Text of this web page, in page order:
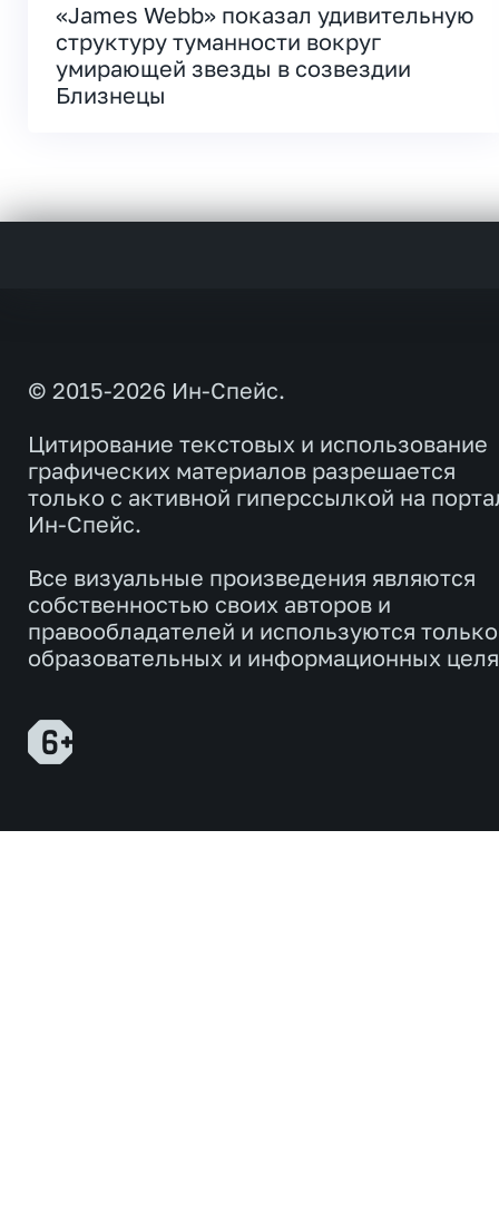
«James Webb» показал удивительную
структуру туманности вокруг
умирающей звезды в созвездии
Близнецы
© 2015-2026 Ин-Спейс.
Цитирование текстовых и использование
графических материалов разрешается
только с активной гиперссылкой на
Ин-Спейс.
Все визуальные произведения являются
собственностью своих авторов и
правообладателей и используются
образовательных и информационных